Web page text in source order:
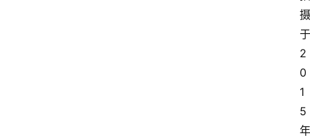
摄
于
2
0
1
5
年